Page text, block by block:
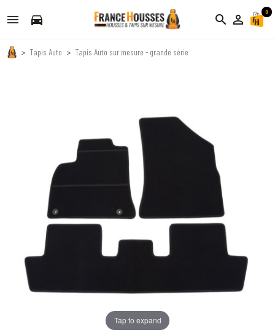
directions_car search person_outline
0
Tapis Auto Tapis Auto sur mesure - grande série
Tap to expand